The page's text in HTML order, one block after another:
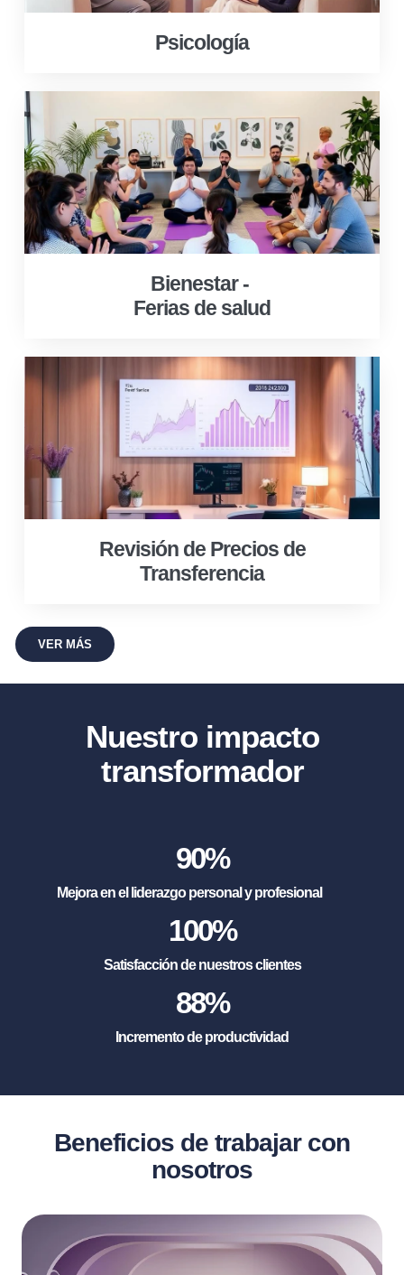
Psicología
Bienestar -
Ferias de salud
Revisión de Precios de
Transferencia
VER MÁS
Nuestro impacto
transformador
90%
Mejora en el liderazgo personal y profesional
100%
Satisfacción de nuestros clientes
88%
Incremento de productividad
Beneficios de trabajar con
nosotros